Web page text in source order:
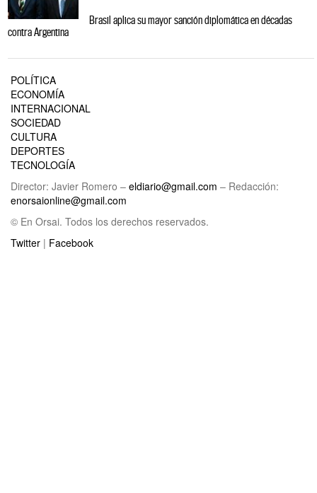
Brasil aplica su mayor sanción diplomática en décadas
contra Argentina
POLÍTICA
ECONOMÍA
INTERNACIONAL
SOCIEDAD
CULTURA
DEPORTES
TECNOLOGÍA
Director: Javier Romero – eldiario@gmail.com – Redacción:
enorsaionline@gmail.com
© En Orsai. Todos los derechos reservados.
Twitter | Facebook